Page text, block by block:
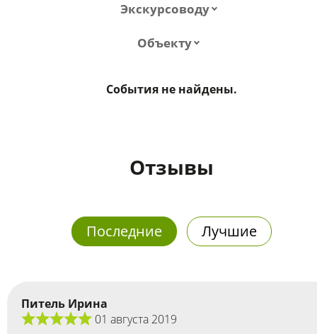
Экскурсоводу
Объекту
События не найдены.
Отзывы
Последние Лучшие
Питель Ирина
01 августа 2019